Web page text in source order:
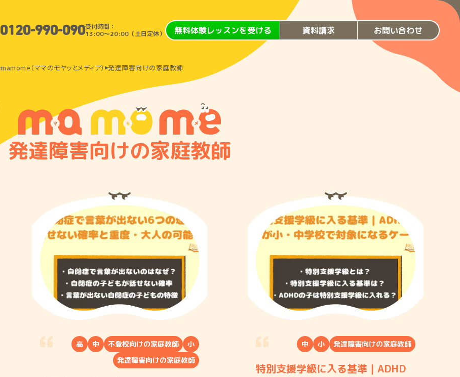
0120-990-090受付時間：
13:00〜20:00（土日定休）
無料体験レッスンを受ける 資料請求 お問い合わせ
mamome（ママのモヤッとメディア） 発達障害向けの家庭教師
発達障害向けの家庭教師
高 中 不登校向けの家庭教師
小
発達障害向けの家庭教師
中 小 発達障害向けの家庭教師
特別支援学級に入る基準｜ADHD